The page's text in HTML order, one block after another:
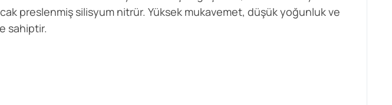
preslenmiş silisyum nitrür. Yüksek mukavemet, düşük yoğunluk ve
sahiptir.